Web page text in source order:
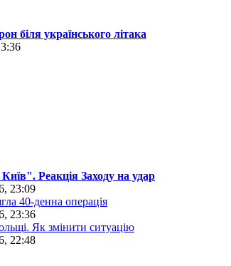
біля українського літака
Реакція Заходу на удар
23:09
40-денна операція
23:36
Як змінити ситуацію
22:48